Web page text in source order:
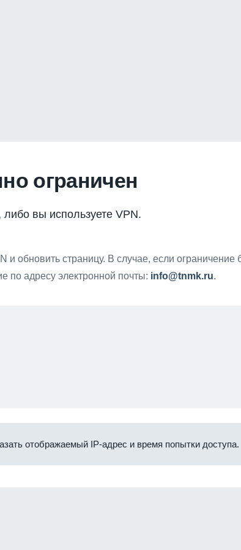
ограничен
вы используете VPN.
и обновить страницу. В случае, если ограничение
по адресу электронной почты: info@tnmk.ru.
отображаемый IP-адрес и время попытки доступа.